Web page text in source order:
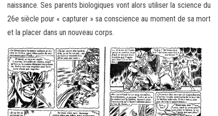
naissance. Ses parents biologiques vont alors utiliser la science du
26e siècle pour « capturer » sa conscience au moment de sa mort
et la placer dans un nouveau corps.